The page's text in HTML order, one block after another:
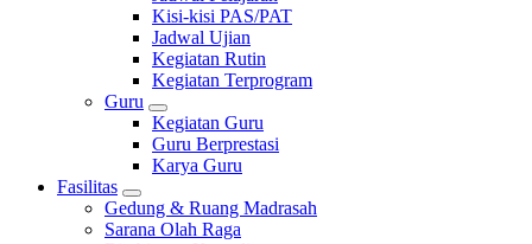
Kisi-kisi PAS/PAT
Jadwal Ujian
Kegiatan Rutin
Kegiatan Terprogram
Guru
Kegiatan Guru
Guru Berprestasi
Karya Guru
Fasilitas
Gedung & Ruang Madrasah
Sarana Olah Raga